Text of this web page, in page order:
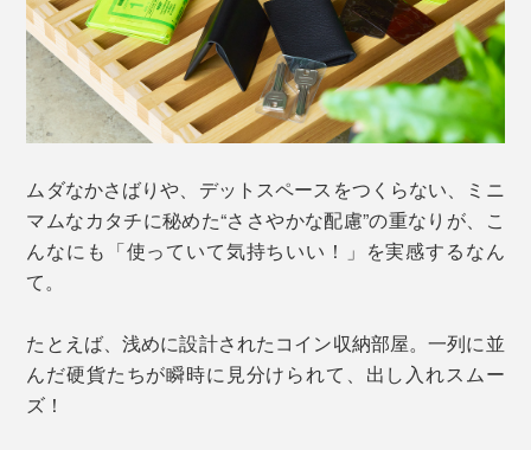
ムダなかさばりや、デットスペースをつくらない、ミニ
マムなカタチに秘めた“ささやかな配慮”の重なりが、こ
んなにも「使っていて気持ちいい！」を実感するなん
て。
たとえば、浅めに設計されたコイン収納部屋。一列に並
んだ硬貨たちが瞬時に見分けられて、出し入れスムー
ズ！